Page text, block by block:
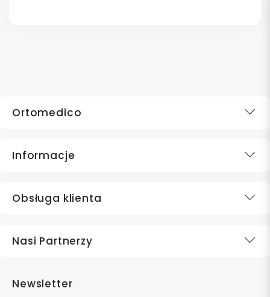
Ortomedico
Informacje
Obsługa klienta
Nasi Partnerzy
Newsletter